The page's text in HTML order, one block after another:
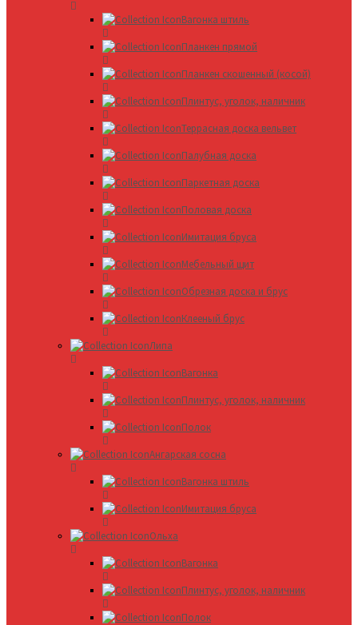
Вагонка штиль
Планкен прямой
Планкен скошенный (косой)
Плинтус, уголок, наличник
Террасная доска вельвет
Палубная доска
Паркетная доска
Половая доска
Имитация бруса
Мебельный щит
Обрезная доска и брус
Клееный брус
Липа
Вагонка
Плинтус, уголок, наличник
Полок
Ангарская сосна
Вагонка штиль
Имитация бруса
Ольха
Вагонка
Плинтус, уголок, наличник
Полок